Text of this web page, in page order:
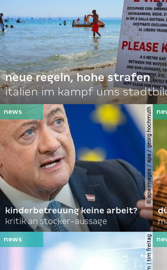
neue regeln, hohe strafen
italien im kampf ums
© apa-images / apa / georg hochmuth
kinderbetreuung keine arbeit?
kritik an stocker-aussage